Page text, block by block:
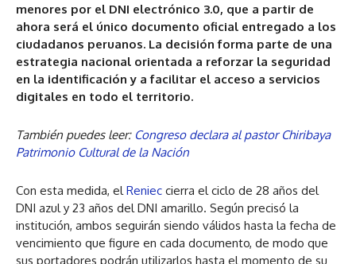
menores por el DNI electrónico 3.0, que a partir de
ahora será el único documento oficial entregado a los
ciudadanos peruanos. La decisión forma parte de una
estrategia nacional orientada a reforzar la seguridad
en la identificación y a facilitar el acceso a servicios
digitales en todo el territorio.
También puedes leer: Congreso declara al pastor Chiribaya
Patrimonio Cultural de la Nación
Con esta medida, el Reniec cierra el ciclo de 28 años del
DNI azul y 23 años del DNI amarillo. Según precisó la
institución, ambos seguirán siendo válidos hasta la fecha de
vencimiento que figure en cada documento, de modo que
sus portadores podrán utilizarlos hasta el momento de su